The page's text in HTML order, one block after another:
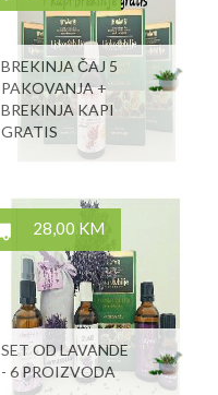
BREKINJA ČAJ 5
PAKOVANJA +
BREKINJA KAPI
GRATIS
28,00 KM
SET OD LAVANDE
- 6 PROIZVODA